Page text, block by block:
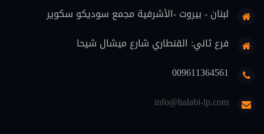
تنفيذ (6)
منهجية قانونية (4)
اثبات (4)
لبنان - بيروت -الأشرفية مجمع سوديكو سكوير
فرع ثاني: القنطاري شارع ميشال شيحا
009611364561
info@halabi-lp.com